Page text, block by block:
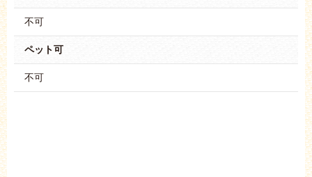
不可
ペット可
不可